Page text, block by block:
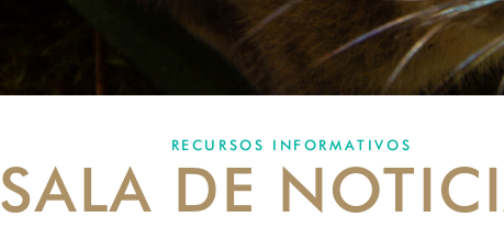
RECURSOS INFORMATIVOS
SALA DE